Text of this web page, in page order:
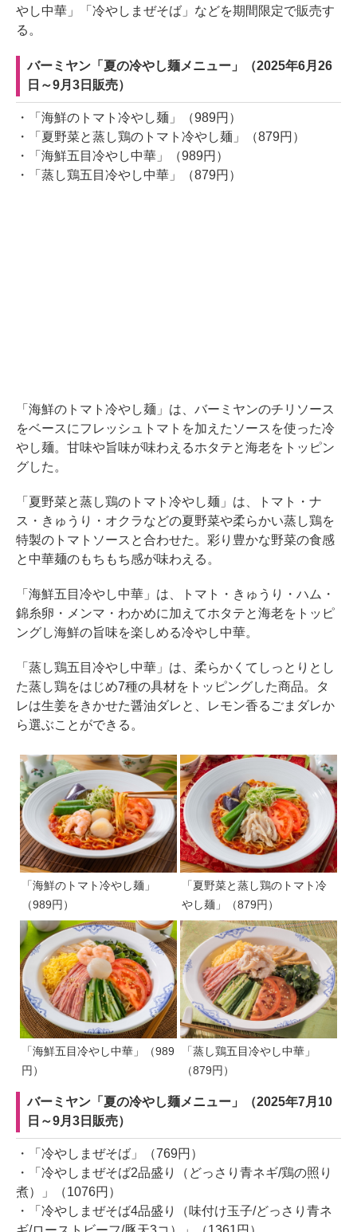
やし中華」「冷やしまぜそば」などを期間限定で販売す
る。
バーミヤン「夏の冷やし麺メニュー」（2025年6月26
日～9月3日販売）
・「海鮮のトマト冷やし麺」（989円）
・「夏野菜と蒸し鶏のトマト冷やし麺」（879円）
・「海鮮五目冷やし中華」（989円）
・「蒸し鶏五目冷やし中華」（879円）
「海鮮のトマト冷やし麺」は、バーミヤンのチリソース
をベースにフレッシュトマトを加えたソースを使った冷
やし麺。甘味や旨味が味わえるホタテと海老をトッピン
グした。
「夏野菜と蒸し鶏のトマト冷やし麺」は、トマト・ナ
ス・きゅうり・オクラなどの夏野菜や柔らかい蒸し鶏を
特製のトマトソースと合わせた。彩り豊かな野菜の食感
と中華麺のもちもち感が味わえる。
「海鮮五目冷やし中華」は、トマト・きゅうり・ハム・
錦糸卵・メンマ・わかめに加えてホタテと海老をトッピ
ングし海鮮の旨味を楽しめる冷やし中華。
「蒸し鶏五目冷やし中華」は、柔らかくてしっとりとし
た蒸し鶏をはじめ7種の具材をトッピングした商品。タ
レは生姜をきかせた醤油ダレと、レモン香るごまダレか
ら選ぶことができる。
「海鮮のトマト冷やし麺」
（989円）
「夏野菜と蒸し鶏のトマト冷
やし麺」（879円）
「海鮮五目冷やし中華」（989
円）
「蒸し鶏五目冷やし中華」
（879円）
バーミヤン「夏の冷やし麺メニュー」（2025年7月10
日～9月3日販売）
・「冷やしまぜそば」（769円）
・「冷やしまぜそば2品盛り（どっさり青ネギ/鶏の照り
煮）」（1076円）
・「冷やしまぜそば4品盛り（味付け玉子/どっさり青ネ